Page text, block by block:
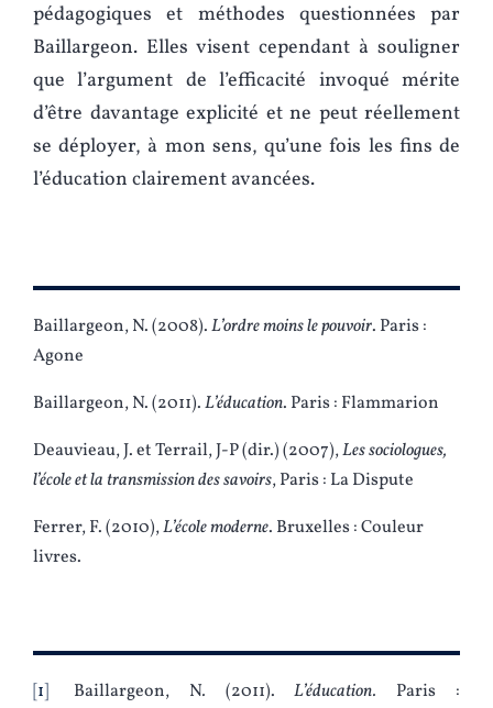
pédagogiques et méthodes questionnées par
Baillargeon. Elles visent cependant à souligner
que l’argument de l’efficacité invoqué mérite
d’être davantage explicité et ne peut réellement
se déployer, à mon sens, qu’une fois les fins de
l’éducation clairement avancées.
Baillargeon, N. (2008).L’ordre moins le pouvoir. Paris :
Agone
Baillargeon, N. (2011).L’éducation. Paris : Flammarion
Deauvieau, J. et Terrail, J-P (dir.) (2007),Les sociologues,
l’école et la transmission des savoirs, Paris : La Dispute
Ferrer, F. (2010),L’école moderne. Bruxelles : Couleur
livres.
1 Baillargeon, N. (2011). L’éducation. Paris :